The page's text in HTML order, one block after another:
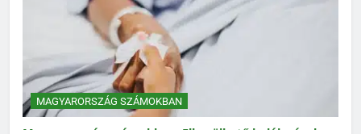
MAGYARORSZÁG SZÁMOKBAN